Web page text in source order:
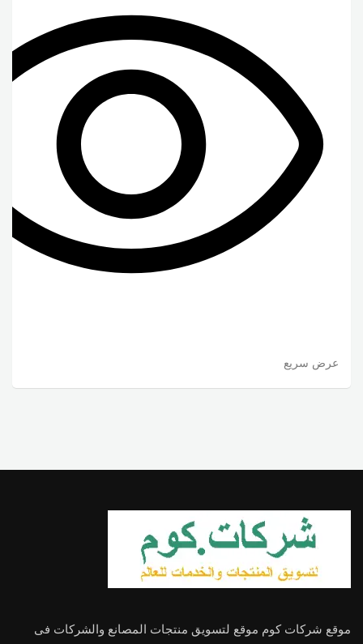
عرض سريع
موقع شركات كوم موقع لتسويق منتجات المصانع والشركات فى